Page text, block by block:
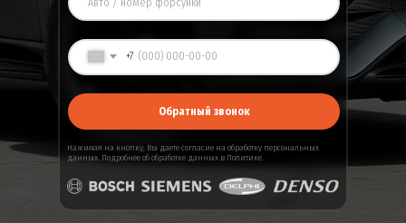
+7
Обратный звонок
Нажимая на кнопку, Вы даетесогласие на обработку персональных
данных. Подробнее об обработке данных в Политике.